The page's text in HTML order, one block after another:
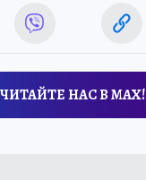
ЧИТАЙТЕ НАС В МАХ!